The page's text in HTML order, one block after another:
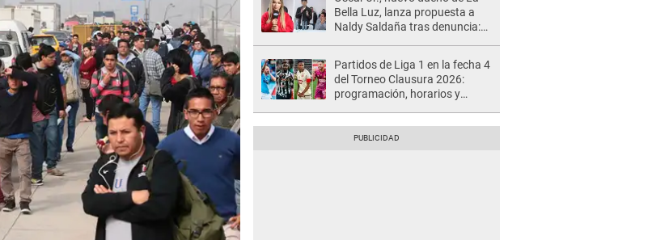
Bella Luz, lanza propuesta a
Naldy Saldaña tras denuncia:
Partidos de Liga 1 en la fecha 4
del Torneo Clausura 2026:
programación, horarios y